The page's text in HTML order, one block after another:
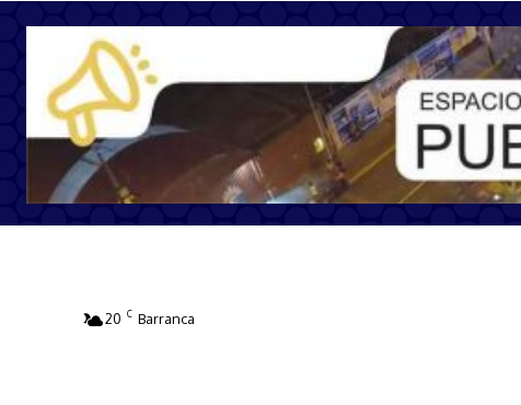
20 C Barranca